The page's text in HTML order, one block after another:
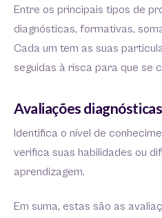
Entre os principais tipos de
diagnósticas, formativas,
Cada um tem as suas
seguidas à risca para que se
Avaliações diagnósticas
Identifica o nível de
verifica suas habilidades ou
aprendizagem.
Em suma, estas são as